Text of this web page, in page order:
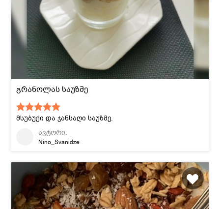
გრანოლას საუზმე
მსუბუქი და ჯანსაღი საუზმე.
ავტორი:
Nino_Svanidze